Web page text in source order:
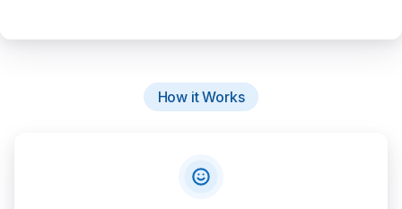
How it Works